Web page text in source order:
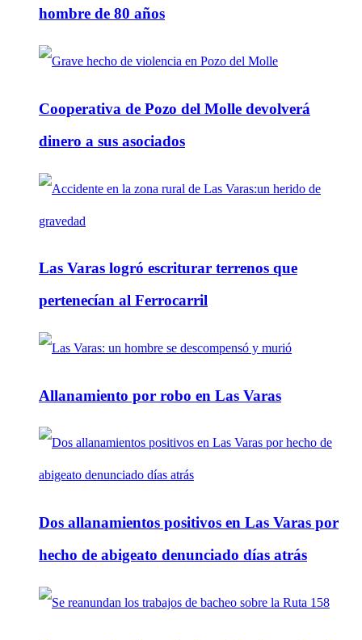
hombre de 80 años
Cooperativa de Pozo del Molle devolverá
dinero a sus asociados
Las Varas logró escriturar terrenos que
pertenecían al Ferrocarril
Allanamiento por robo en Las Varas
Dos allanamientos positivos en Las Varas por
hecho de abigeato denunciado días atrás